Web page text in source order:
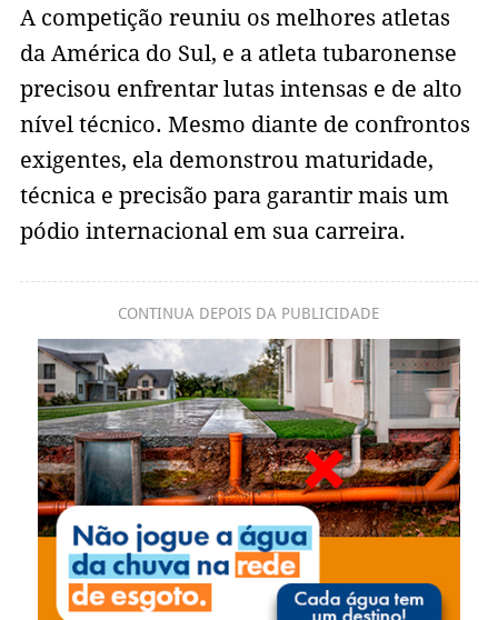
A competição reuniu os melhores atletas
da América do Sul, e a atleta tubaronense
precisou enfrentar lutas intensas e de alto
nível técnico. Mesmo diante de confrontos
exigentes, ela demonstrou maturidade,
técnica e precisão para garantir mais um
pódio internacional em sua carreira.
CONTINUA DEPOIS DA PUBLICIDADE